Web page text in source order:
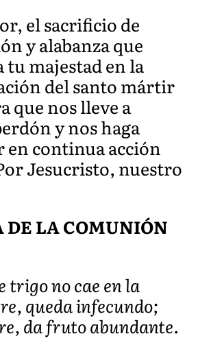
el sacrificio de
y alabanza que
tu majestad en la
del santo mártir
que nos lleve a
y nos haga
en continua acción
Jesucristo, nuestro
LA COMUNIÓN
trigo no cae en la
queda infecundo;
da fruto abundante.